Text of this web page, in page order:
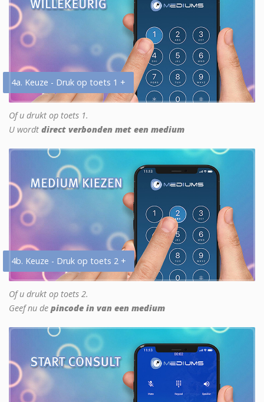
4a. Keuze - Druk op toets 1 +
Of u drukt op toets 1.
U wordt direct verbonden met een medium
4b. Keuze - Druk op toets 2 +
Of u drukt op toets 2.
Geef nu de pincode in van een medium